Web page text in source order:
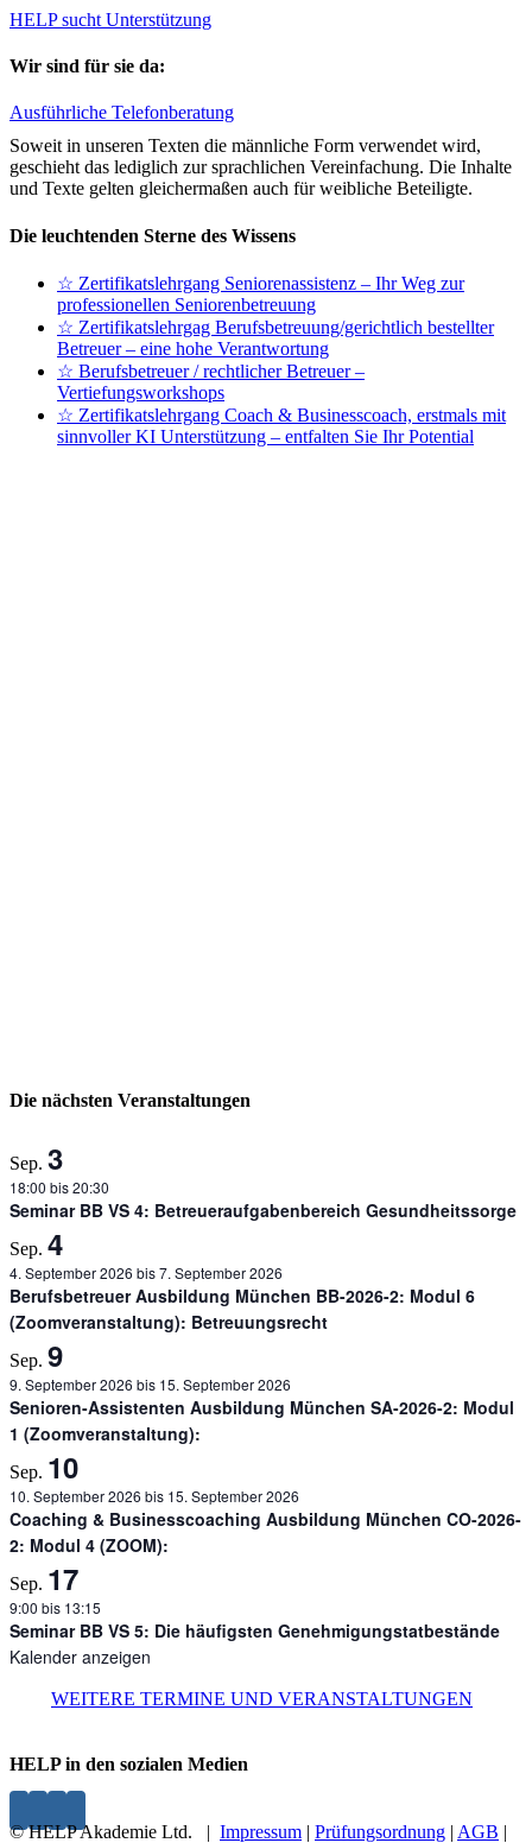
HELP sucht Unterstützung
Wir sind für sie da:
Ausführliche Telefonberatung
Soweit in unseren Texten die männliche Form verwendet wird,
geschieht das lediglich zur sprachlichen Vereinfachung. Die Inhalte
und Texte gelten gleichermaßen auch für weibliche Beteiligte.
Die leuchtenden Sterne des Wissens
☆ Zertifikatslehrgang Seniorenassistenz – Ihr Weg zur
professionellen Seniorenbetreuung
☆ Zertifikatslehrgag Berufsbetreuung/gerichtlich bestellter
Betreuer – eine hohe Verantwortung
☆ Berufsbetreuer / rechtlicher Betreuer –
Vertiefungsworkshops
☆ Zertifikatslehrgang Coach & Businesscoach, erstmals mit
sinnvoller KI Unterstützung – entfalten Sie Ihr Potential
Die nächsten Veranstaltungen
Sep. 3
18:00 bis20:30
Seminar BB VS 4: Betreueraufgabenbereich Gesundheitssorge
Sep. 4
4. September 2026 bis7. September 2026
Berufsbetreuer Ausbildung München BB-2026-2: Modul 6
(Zoomveranstaltung): Betreuungsrecht
Sep. 9
9. September 2026 bis 15. September 2026
Senioren-Assistenten Ausbildung München SA-2026-2: Modul
1 (Zoomveranstaltung):
Sep. 10
10. September 2026 bis 15. September 2026
Coaching & Businesscoaching Ausbildung München CO-2026-
2: Modul 4 (ZOOM):
Sep. 17
9:00 bis 13:15
Seminar BB VS 5: Die häufigsten Genehmigungstatbestände
Kalender anzeigen
WEITERE TERMINE UND VERANSTALTUNGEN
HELP in den sozialen Medien
© HELP Akademie Ltd. | Impressum | Prüfungsordnung | AGB |